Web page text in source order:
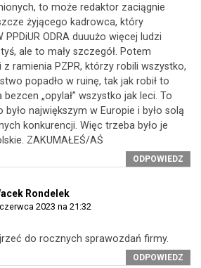
to może redaktor zaciągnie
żyjącego kadrowca, który
PPDiUR ODRA duuużo więcej ludzi
ale to mały szczegół. Potem
z ramienia PZPR, którzy robili wszystko,
popadło w ruinę, tak jak robił to
„opylał” wszystko jak leci. To
największym w Europie i było solą
konkurencji. Więc trzeba było je
ZAKUMAŁEŚ/AŚ
ODPOWIEDZ
Rondelek
2023 na 21:32
do rocznych sprawozdań firmy.
ODPOWIEDZ